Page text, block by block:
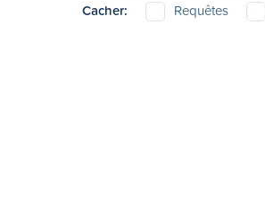
Cacher: Requêtes